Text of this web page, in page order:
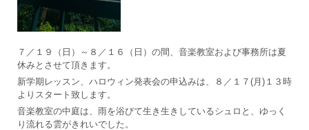
７／１９（日）～８／１６（日）の間、音楽教室および事務所は夏
休みとさせて頂きます。
新学期レッスン、ハロウィン発表会の申込みは、８／１７(月)１３時
よりスタート致します。
音楽教室の中庭は、雨を浴びて生き生きしているシュロと、ゆっく
り流れる雲がきれいでした。